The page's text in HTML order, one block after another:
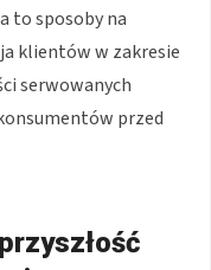
to sposoby na
klientów w zakresie
serwowanych
przed